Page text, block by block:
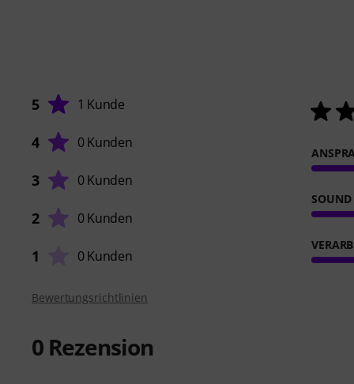
5 1 Kunde
4 0 Kunden
3 0 Kunden
2 0 Kunden
1 0 Kunden
SOUND
Bewertungsrichtlinien
0 Rezension